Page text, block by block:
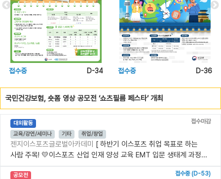
접수중 D-34 접수중 D-36
국민건강보험, 숏폼 영상 공모전 ‘쇼츠필름 페스타’ 개최
대외활동
접수마감
교육/강연/세미나
기타 취업/창업
젠지이스포츠글로벌아카데미 [ 하반기 이스포츠 취업 목표로 하는
사람 주목! 💛이스포츠 산업 인재 양성 교육 EMT 입문 생태계 과정...
공모전
접수중 (D-53)